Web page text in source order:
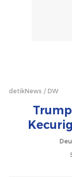
detikNews DW